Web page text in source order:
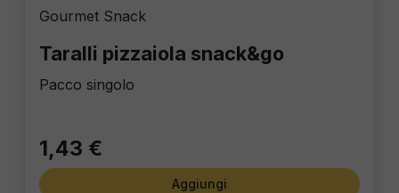
Gourmet Snack
Taralli pizzaiola snack&go
Pacco singolo
1,43 €
Aggiungi